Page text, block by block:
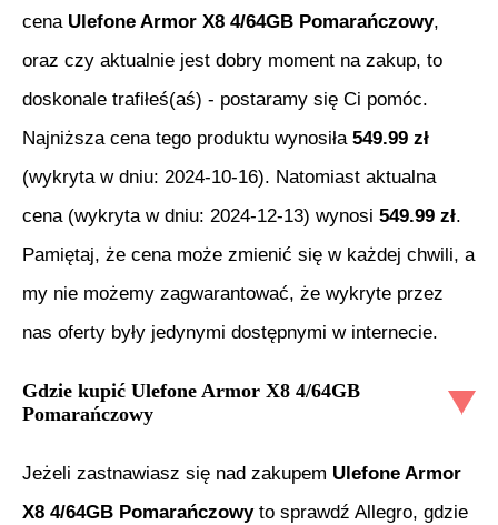
cena Ulefone Armor X8 4/64GB Pomarańczowy,
oraz czy aktualnie jest dobry moment na zakup, to
doskonale trafiłeś(aś) - postaramy się Ci pomóc.
Najniższa cena tego produktu wynosiła 549.99 zł
(wykryta w dniu: 2024-10-16). Natomiast aktualna
cena (wykryta w dniu: 2024-12-13) wynosi 549.99 zł.
Pamiętaj, że cena może zmienić się w każdej chwili, a
my nie możemy zagwarantować, że wykryte przez
nas oferty były jedynymi dostępnymi w internecie.
Gdzie kupić Ulefone Armor X8 4/64GB
Pomarańczowy
Jeżeli zastnawiasz się nad zakupem Ulefone Armor
X8 4/64GB Pomarańczowyto sprawdź Allegro, gdzie